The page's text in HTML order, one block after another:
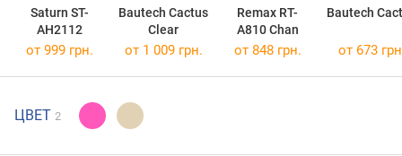
Saturn ST-
AH2112
Bautech Cactus
Clear
Remax RT-
A810 Chan
Bautech
от 999 грн. от 1 009 грн. от 848 грн. от 673
ЦВЕТ 2